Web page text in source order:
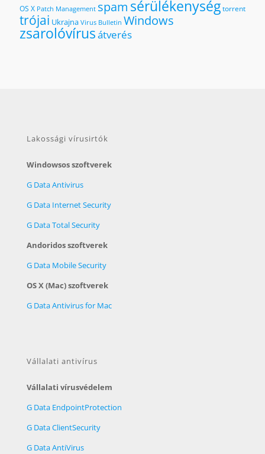
OS X Patch Management spam sérülékenységtorrent
trójai Ukrajna Virus Bulletin Windows
zsarolóvírusátverés
Lakossági vírusirtók
Windowsos szoftverek
G Data Antivirus
G Data Internet Security
G Data Total Security
Andoridos szoftverek
G Data Mobile Security
OS X (Mac) szoftverek
G Data Antivirus for Mac
Vállalati antivírus
Vállalati vírusvédelem
G Data EndpointProtection
G Data ClientSecurity
G Data AntiVirus